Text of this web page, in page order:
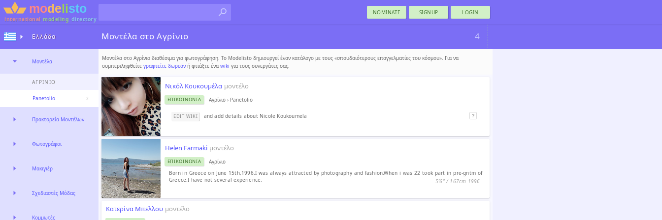
international modeling directory
NOMINATE SIGNUP LOGIN
Μοντέλα στο Αγρίνιο 4
Μοντέλα στο Αγρίνιο διαθέσιμα για φωτογράφηση. Το Modelisto δημιουργεί έναν κατάλογο με τους «σπουδαιότερους επαγγελματίες του κόσμου». Για να
συμπεριληφθείτε γραφτείτε δωρεάν ή φτιάξτε ένα wiki για τους συνεργάτες σας.
Νικόλ Κουκουμέλα μοντέλο
ΕΠΙΚΟΙΝΩΝΊΑ Αγρίνιο› Panetolio
EDIT WIKI and add details about Nicole Koukoumela
Helen Farmaki μοντέλο
ΕΠΙΚΟΙΝΩΝΊΑ
Αγρίνιο
Born in Greece on June 15th,1996.I was always attracted by photography and fashion.When i was 22 took part in pre-gntm of
Greece.I have not several experience.
5′6ʺ / 167cm 1996
Κατερίνα Μπελλου μοντέλο
Ελλάδα
Μοντέλα
ΑΓΡΊΝΙΟ
Panetolio 2
Πρακτορεία Μοντέλων
Φωτογράφοι
Μακιγιέρ
Σχεδιαστές Μόδας
Κομμωτές